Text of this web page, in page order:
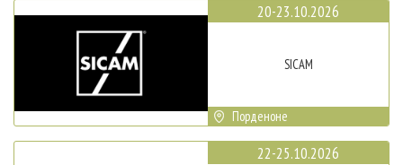
20-23.10.2026
SICAM
Порденоне
22-25.10.2026